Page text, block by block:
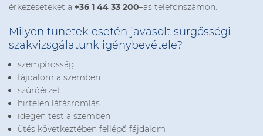
érkezéseteket a +36 1 44 33 200–as telefonszámon.
Milyen tünetek esetén javasolt sürgősségi
szakvizsgálatunk igénybevétele?
szempirosság
fájdalom a szemben
szúróérzet
hirtelen látásromlás
idegen test a szemben
ütés következtében fellépő fájdalom